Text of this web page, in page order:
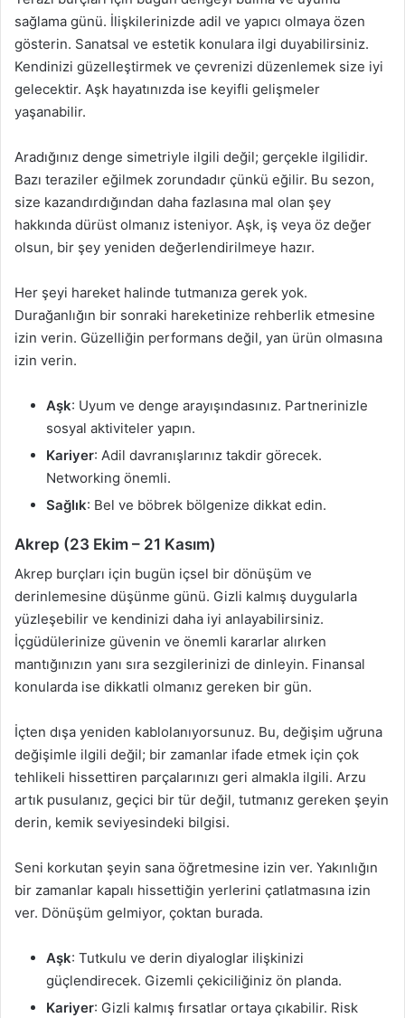
sağlama günü. İlişkilerinizde adil ve yapıcı olmaya özen
gösterin. Sanatsal ve estetik konulara ilgi duyabilirsiniz.
Kendinizi güzelleştirmek ve çevrenizi düzenlemek size iyi
gelecektir. Aşk hayatınızda ise keyifli gelişmeler
yaşanabilir.
Aradığınız denge simetriyle ilgili değil; gerçekle ilgilidir.
Bazı teraziler eğilmek zorundadır çünkü eğilir. Bu sezon,
size kazandırdığından daha fazlasına mal olan şey
hakkında dürüst olmanız isteniyor. Aşk, iş veya öz değer
olsun, bir şey yeniden değerlendirilmeye hazır.
Her şeyi hareket halinde tutmanıza gerek yok.
Durağanlığın bir sonraki hareketinize rehberlik etmesine
izin verin. Güzelliğin performans değil, yan ürün olmasına
izin verin.
Aşk: Uyum ve denge arayışındasınız. Partnerinizle
sosyal aktiviteler yapın.
Kariyer: Adil davranışlarınız takdir görecek.
Networking önemli.
Sağlık: Bel ve böbrek bölgenize dikkat edin.
Akrep (23 Ekim – 21 Kasım)
Akrep burçları için bugün içsel bir dönüşüm ve
derinlemesine düşünme günü. Gizli kalmış duygularla
yüzleşebilir ve kendinizi daha iyi anlayabilirsiniz.
İçgüdülerinize güvenin ve önemli kararlar alırken
mantığınızın yanı sıra sezgilerinizi de dinleyin. Finansal
konularda ise dikkatli olmanız gereken bir gün.
İçten dışa yeniden kablolanıyorsunuz. Bu, değişim uğruna
değişimle ilgili değil; bir zamanlar ifade etmek için çok
tehlikeli hissettiren parçalarınızı geri almakla ilgili. Arzu
artık pusulanız, geçici bir tür değil, tutmanız gereken şeyin
derin, kemik seviyesindeki bilgisi.
Seni korkutan şeyin sana öğretmesine izin ver. Yakınlığın
bir zamanlar kapalı hissettiğin yerlerini çatlatmasına izin
ver. Dönüşüm gelmiyor, çoktan burada.
Aşk: Tutkulu ve derin diyaloglar ilişkinizi
güçlendirecek. Gizemli çekiciliğiniz ön planda.
Kariyer: Gizli kalmış fırsatlar ortaya çıkabilir. Risk